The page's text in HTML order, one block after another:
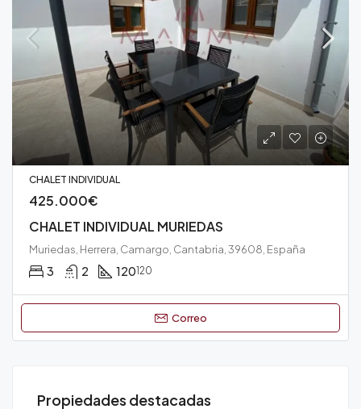
CHALET INDIVIDUAL
425.000€
CHALET INDIVIDUAL MURIEDAS
Muriedas, Herrera, Camargo, Cantabria, 39608, España
3 2 120120
Correo
Propiedades destacadas